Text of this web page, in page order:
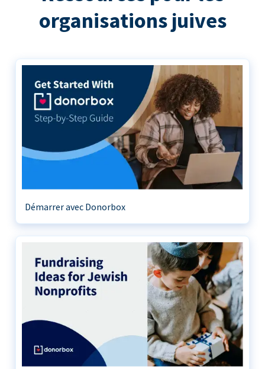
organisations juives
Démarrer avec Donorbox